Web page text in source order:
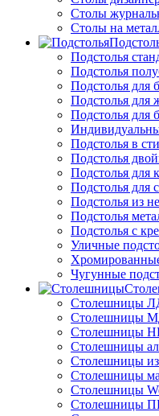
Столы
Столы на
Подстолья
Подстолья
Подстолья для
Подстолья для
Подстолья для
Подстолья в
Подстолья
Подстолья для
Подстолья для
Подстолья из
Подстолья
Подстолья с
Уличные
Чугунные
Столешницы
Столешницы
Столешницы
Столешницы
Столешницы
Столешницы
Столешницы
Столешницы